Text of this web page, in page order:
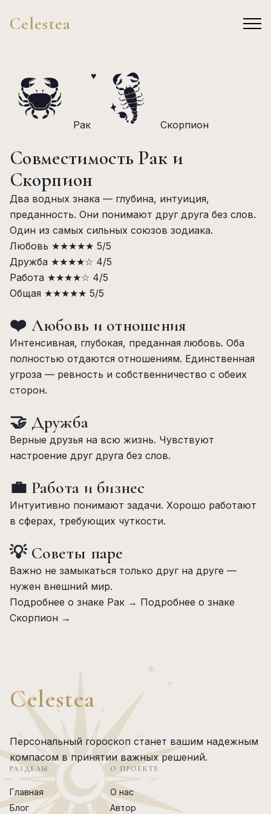
Celestea
Рак
♥
Скорпион
Совместимость Рак и
Скорпион
Два водных знака — глубина, интуиция,
преданность. Они понимают друг друга без слов.
Один из самых сильных союзов зодиака.
Любовь ★★★★★ 5/5
Дружба ★★★★☆ 4/5
Работа ★★★★☆ 4/5
Общая ★★★★★ 5/5
❤️ Любовь и отношения
Интенсивная, глубокая, преданная любовь. Оба
полностью отдаются отношениям. Единственная
угроза — ревность и собственничество с обеих
сторон.
🤝 Дружба
Верные друзья на всю жизнь. Чувствуют
настроение друг друга без слов.
💼 Работа и бизнес
Интуитивно понимают задачи. Хорошо работают
в сферах, требующих чуткости.
💡 Советы паре
Важно не замыкаться только друг на друге —
нужен внешний мир.
Подробнее о знаке Рак → Подробнее о знаке
Скорпион →
Celestea
Персональный гороскоп станет вашим надежным
компасом в принятии важных решений.
РАЗДЕЛЫ
Главная
Блог
О ПРОЕКТЕ
О нас
Автор